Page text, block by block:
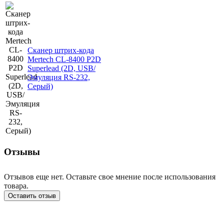
Сканер штрих-кода
Mertech CL-8400 P2D
Superlead (2D, USB/
Эмуляция RS-232,
Серый)
Отзывы
Отзывов еще нет. Оставьте свое мнение после использования
товара.
Оставить отзыв